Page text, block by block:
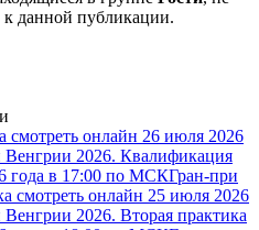
к данной публикации.
смотреть онлайн 26 июля 2026
Венгрии 2026. Квалификация
года в 17:00 по МСКГран-при
смотреть онлайн 25 июля 2026
2026. Вторая практика